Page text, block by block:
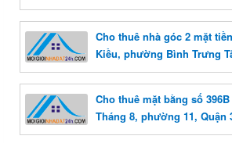
Cho thuê nhà góc 2 mặt
Kiều, phường Bình Trưng
Cho thuê mặt bằng số
Tháng 8, phường 11, Quận